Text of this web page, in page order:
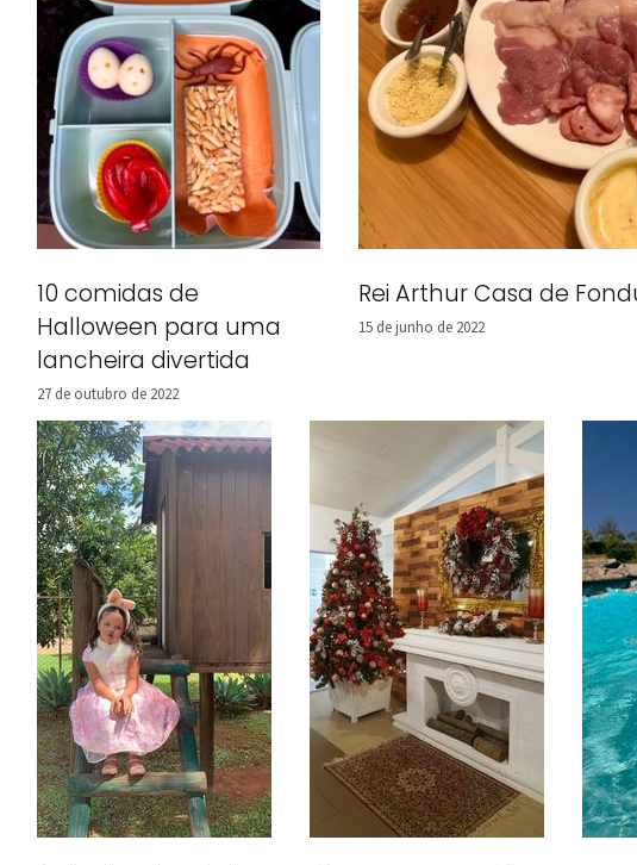
10 comidas de
Halloween para uma
lancheira divertida
27 de outubro de 2022
Rei Arthur Casa de
15 de junho de 2022